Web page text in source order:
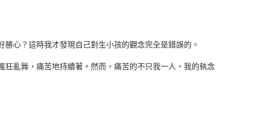
心？這時我才發現自己對生小孩的觀念完全是錯誤的。
亂舞，痛苦地持續著。然而，痛苦的不只我一人，我的執念